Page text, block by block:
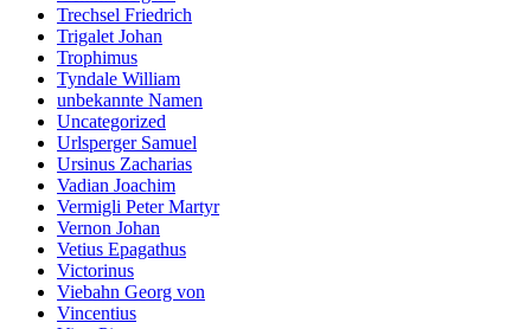
Trechsel Friedrich
Trigalet Johan
Trophimus
Tyndale William
unbekannte Namen
Uncategorized
Urlsperger Samuel
Ursinus Zacharias
Vadian Joachim
Vermigli Peter Martyr
Vernon Johan
Vetius Epagathus
Victorinus
Viebahn Georg von
Vincentius